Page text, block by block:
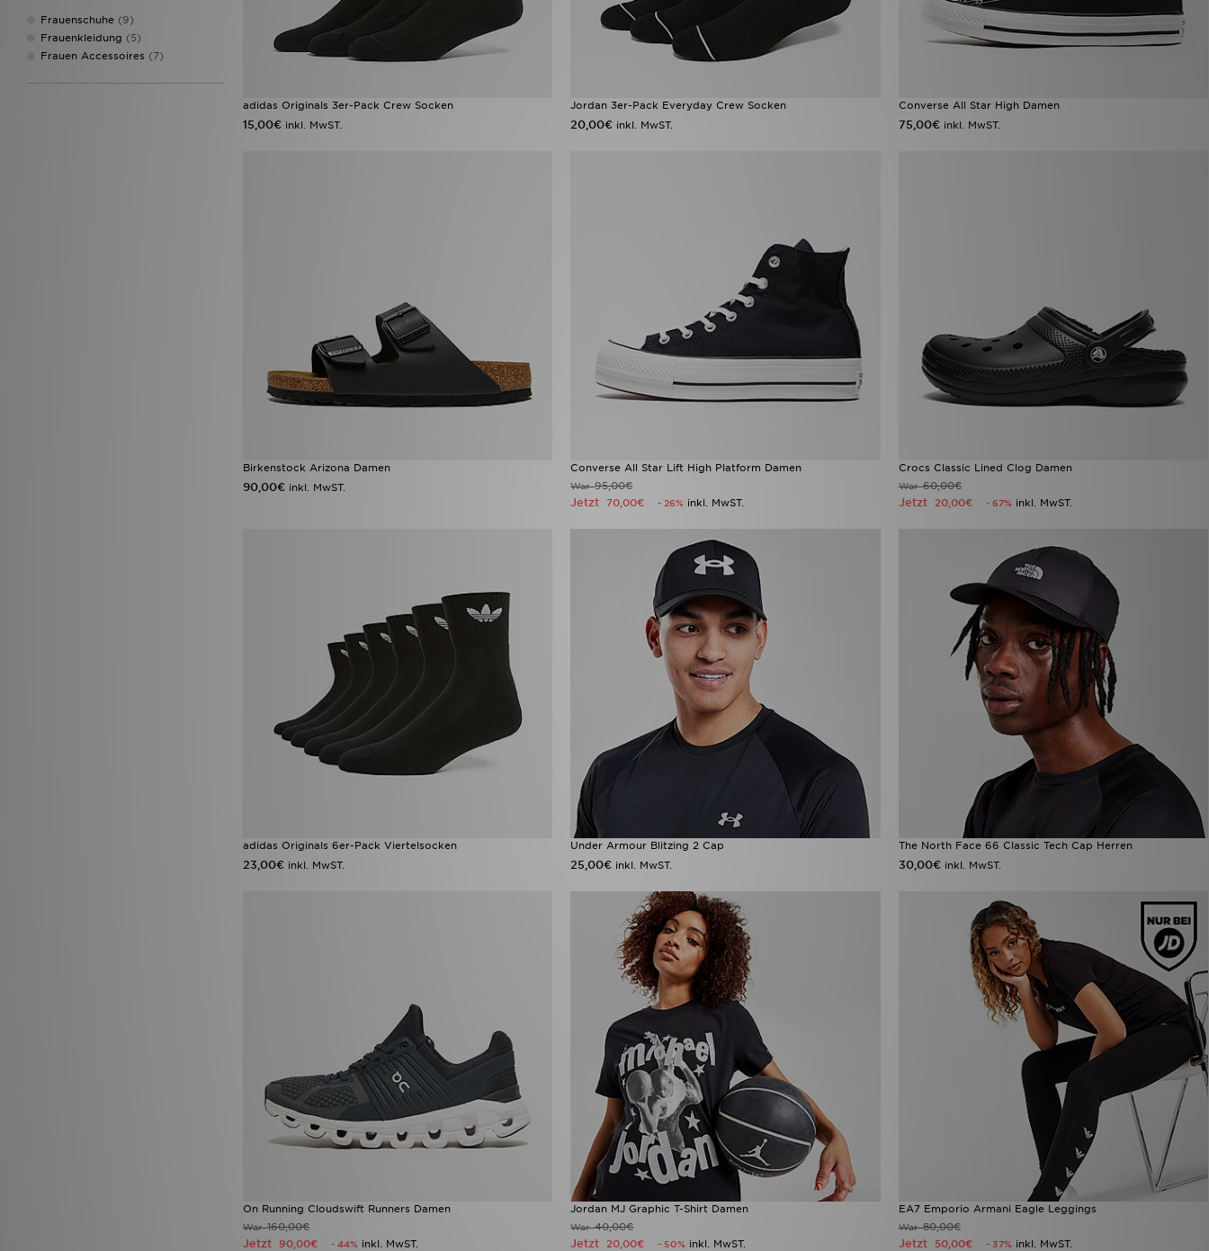
Frauenschuhe (9)
Frauenkleidung (5)
Frauen Accessoires (7)
adidas Originals 3er-Pack Crew Socken
15,00€ inkl. MwST.
Jordan 3er-Pack Everyday Crew Socken
20,00€ inkl. MwST.
Converse All Star High Damen
75,00€ inkl. MwST.
Birkenstock Arizona Damen
90,00€ inkl. MwST.
Converse All Star Lift High Platform Damen
War95,00€
Jetzt 70,00€ - 26% inkl. MwST.
Crocs Classic Lined Clog Damen
War60,00€
Jetzt 20,00€ - 67% inkl. MwST.
adidas Originals 6er-Pack Viertelsocken
23,00€ inkl. MwST.
Under Armour Blitzing 2 Cap
25,00€ inkl. MwST.
The North Face 66 Classic Tech Cap Herren
30,00€ inkl. MwST.
On Running Cloudswift Runners Damen
War160,00€
Jetzt 90,00€ - 44% inkl. MwST.
Jordan MJ Graphic T-Shirt Damen
War40,00€
Jetzt 20,00€ - 50% inkl. MwST.
EA7 Emporio Armani Eagle Leggings
War80,00€
Jetzt 50,00€ - 37% inkl. MwST.